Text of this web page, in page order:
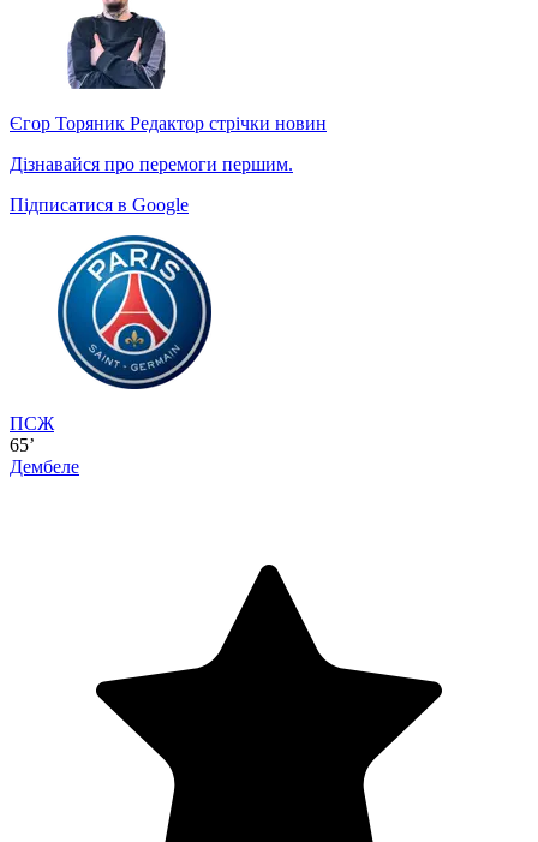
Єгор Торяник Редактор стрічки новин
Дізнавайся про перемоги першим.
Підписатися в Google
ПСЖ
65’
Дембеле